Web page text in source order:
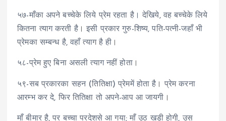
५७-माँका अपने बच्चेके लिये प्रेम रहता है। देखिये, वह बच्चेके लिये
कितना त्याग करती है। इसी प्रकार गुरु-शिष्य, पति-पत्नी-जहाँ भी
प्रेमका सम्बन्ध है, वहाँ त्याग है ही।
५८-प्रेम हुए बिना असली त्याग नहीं होता।
५९-सब प्रकारका सहन (तितिक्षा) प्रेममें होता है। प्रेम करना
आरम्भ कर दे, फिर तितिक्षा तो अपने-आप आ जायगी।
माँ बीमार है, पर बच्चा परदेशसे आ गया; माँ उठ खड़ी होगी, उस